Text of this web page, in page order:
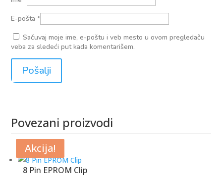
E-pošta*
Sačuvaj moje ime, e-poštu i veb mesto u ovom pregledaču
veba za sledeći put kada komentarišem.
Povezani proizvodi
Povezani proizvodi
Akcija!
8 Pin EPROM Clip
Akcija!